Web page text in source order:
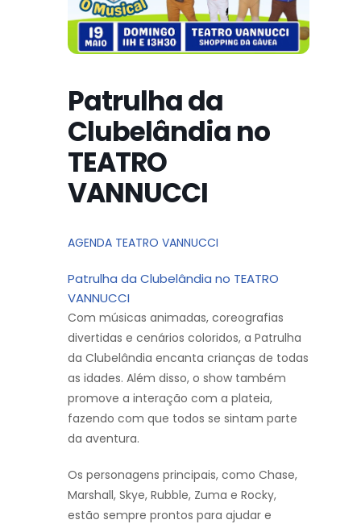
Patrulha da
Clubelândia no
TEATRO
VANNUCCI
AGENDA TEATRO VANNUCCI
Patrulha da Clubelândia no TEATRO
VANNUCCI
Com músicas animadas, coreografias
divertidas e cenários coloridos, a Patrulha
da Clubelândia encanta crianças de todas
as idades. Além disso, o show também
promove a interação com a plateia,
fazendo com que todos se sintam parte
da aventura.
Os personagens principais, como Chase,
Marshall, Skye, Rubble, Zuma e Rocky,
estão sempre prontos para ajudar e